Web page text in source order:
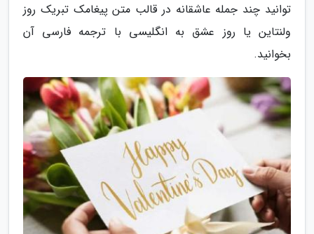
توانید چند جمله عاشقانه در قالب متن پیغامک تبریک روز
ولنتاین یا روز عشق به انگلیسی با ترجمه فارسی آن
بخوانید.